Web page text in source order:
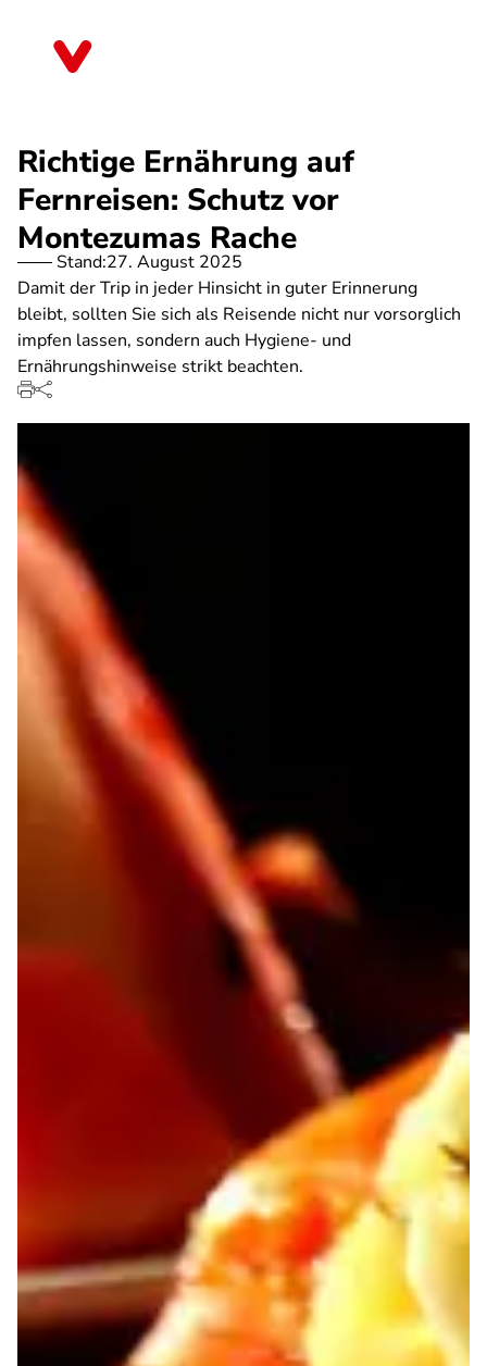
Richtige Ernährung auf
Fernreisen: Schutz vor
Montezumas Rache
Stand:27. August 2025
Damit der Trip in jeder Hinsicht in guter Erinnerung
bleibt, sollten Sie sich als Reisende nicht nur vorsorglich
impfen lassen, sondern auch Hygiene- und
Ernährungshinweise strikt beachten.